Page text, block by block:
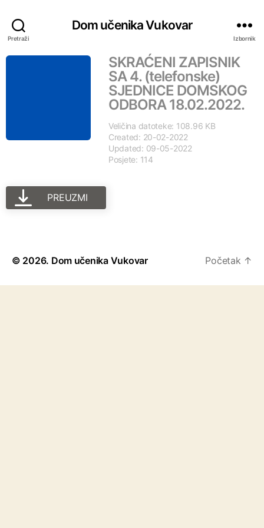
Pretraži
Dom učenika Vukovar
Izbornik
SKRAĆENI ZAPISNIK
SA 4. (telefonske)
SJEDNICE DOMSKOG
ODBORA 18.02.2022.
Veličina datoteke: 108.96 KB
Created: 20-02-2022
Updated: 09-05-2022
Posjete: 114
PREUZMI
© 2026. Dom učenika Vukovar Početak ↑